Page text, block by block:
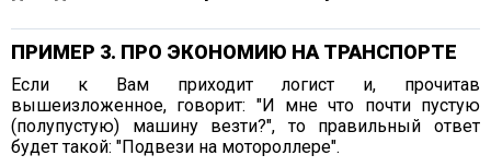
ПРИМЕР 3. ПРО ЭКОНОМИЮ НА ТРАНСПОРТЕ
Если к Вам приходит логист и, прочитав
вышеизложенное, говорит: "И мне что почти пустую
(полупустую) машину везти?", то правильный ответ
будет такой: "Подвези на мотороллере".